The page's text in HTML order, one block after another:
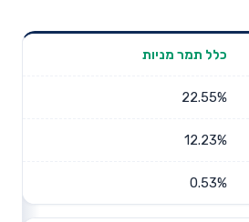
תשואה
כלל תמר מניות
22.55%
12.23%
0.53%